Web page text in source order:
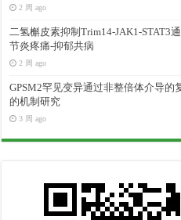
2 周 ago
二氢槲皮素抑制Trim14-JAK1-STAT3
节炎疼痛-抑郁共病
2 周 ago
GPSM2罕见变异通过非整倍体介导的
的机制研究
3 周 ago